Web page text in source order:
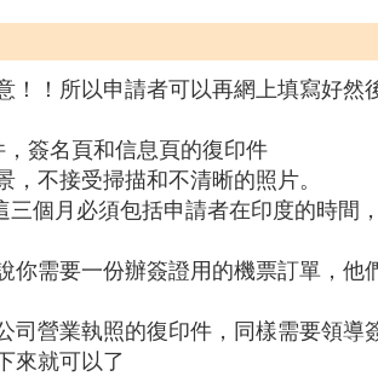
！所以申請者可以再網上填寫好
簽名頁和信息頁的復印件
不接受掃描和不清晰的照片。
個月必須包括申請者在印度的時間
需要一份辦簽證用的機票訂單，
營業執照的復印件，同樣需要領
來就可以了